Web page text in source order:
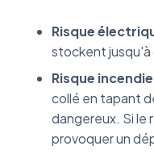
Risque
stockent jusqu'à
Risque
collé en tapant
dangereux. Si le
provoquer un